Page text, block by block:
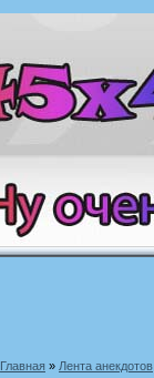
Главная » Лента анекдотов